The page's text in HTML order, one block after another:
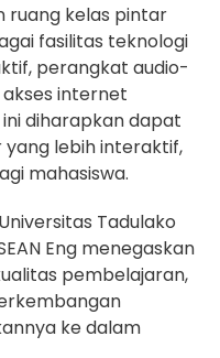
ruang kelas pintar
fasilitas teknologi
perangkat audio-
internet
diharapkan dapat
lebih interaktif,
mahasiswa.
Tadulako
Eng menegaskan
pembelajaran,
ke dalam